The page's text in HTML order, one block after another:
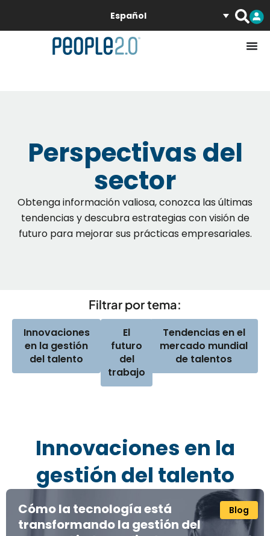
Español
Perspectivas del
sector
Obtenga información valiosa, conozca las últimas
tendencias y descubra estrategias con visión de
futuro para mejorar sus prácticas empresariales.
Filtrar por tema:
Innovaciones
en la gestión
del talento
El
futuro
del
trabajo
Tendencias en el
mercado mundial
de talentos
Innovaciones en la
gestión del talento
Blog
Cómo la tecnología está
transformando la gestión del